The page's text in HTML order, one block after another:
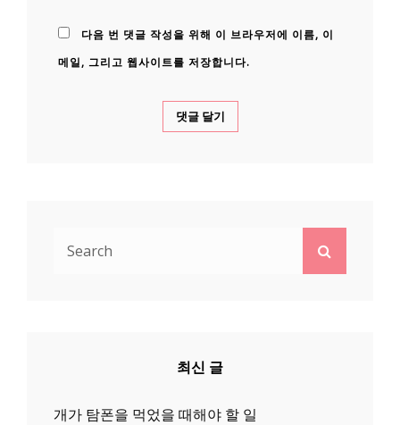
다음 번 댓글 작성을 위해 이 브라우저에 이름, 이
메일, 그리고 웹사이트를 저장합니다.
최신 글
개가 탐폰을 먹었을 때해야 할 일